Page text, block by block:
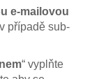
e-mailovou
případě sub-
“ vyplňte